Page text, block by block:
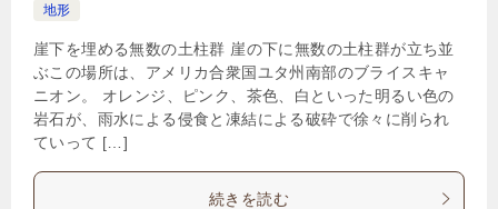
地形
崖下を埋める無数の土柱群 崖の下に無数の土柱群が立ち並
ぶこの場所は、アメリカ合衆国ユタ州南部のブライスキャ
ニオン。 オレンジ、ピンク、茶色、白といった明るい色の
岩石が、雨水による侵食と凍結による破砕で徐々に削られ
ていって […]
続きを読む